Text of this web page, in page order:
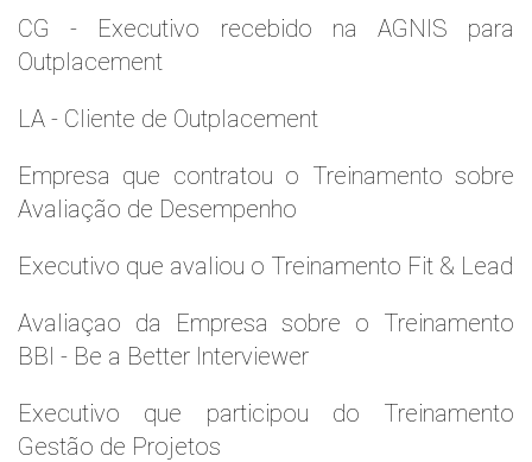
CG - Executivo recebido na AGNIS para
Outplacement
LA - Cliente de Outplacement
Empresa que contratou o Treinamento sobre
Avaliação de Desempenho
Executivo que avaliou o Treinamento Fit & Lead
Avaliaçao da Empresa sobre o Treinamento
BBI - Be a Better Interviewer
Executivo que participou do Treinamento
Gestão de Projetos